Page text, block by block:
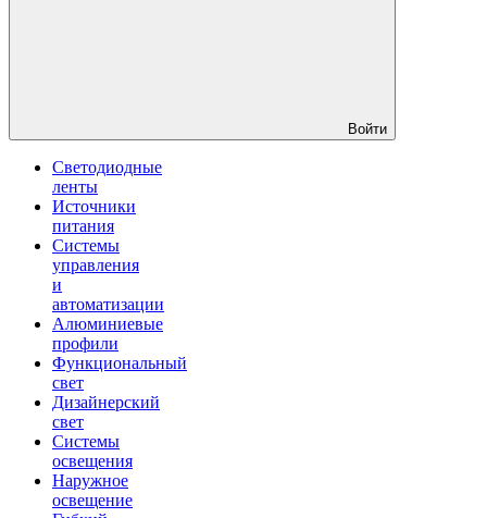
Войти
Светодиодные
ленты
Источники
питания
Системы
управления
и
автоматизации
Алюминиевые
профили
Функциональный
свет
Дизайнерский
свет
Системы
освещения
Наружное
освещение